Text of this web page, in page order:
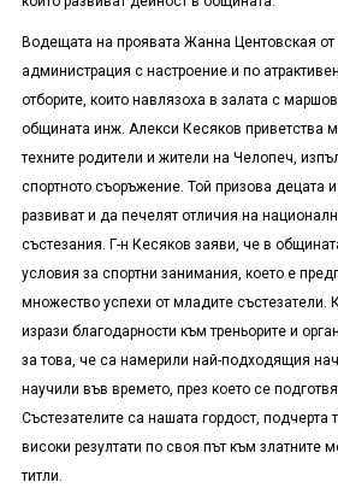
Водещата на проявата Жанна Центовская
администрация с настроение и по
отборите, които навлязоха в залата с
общината инж. Алекси Кесяков приветства
техните родители и жители на Челопеч,
спортното съоръжение. Той призова децата
развиват и да печелят отличия на
състезания. Г-н Кесяков заяви, че в
условия за спортни занимания, което е
множество успехи от младите състезатели.
изрази благодарности към треньорите и
за това, че са намерили най-подходящия
научили във времето, през което се
Състезателите са нашата гордост, подчерта
високи резултати по своя път към златните
титли.